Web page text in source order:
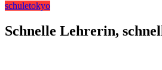
schuletokyo
Schnelle Lehrerin,